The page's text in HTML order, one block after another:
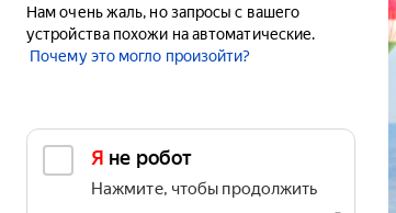
Нам очень жаль, но запросы с вашего
устройства похожи на автоматические.
Почему это могло произойти?
Я не робот
Нажмите, чтобы продолжить